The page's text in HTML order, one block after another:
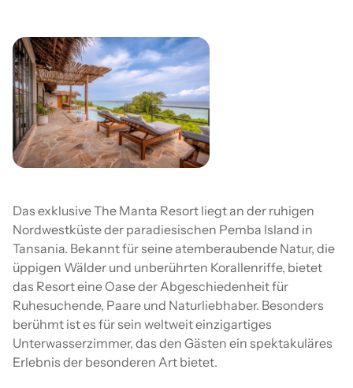
Das exklusive The Manta Resort liegt an der ruhigen
Nordwestküste der paradiesischen Pemba Island in
Tansania. Bekannt für seine atemberaubende Natur, die
üppigen Wälder und unberührten Korallenriffe, bietet
das Resort eine Oase der Abgeschiedenheit für
Ruhesuchende, Paare und Naturliebhaber. Besonders
berühmt ist es für sein weltweit einzigartiges
Unterwasserzimmer, das den Gästen ein spektakuläres
Erlebnis der besonderen Art bietet.